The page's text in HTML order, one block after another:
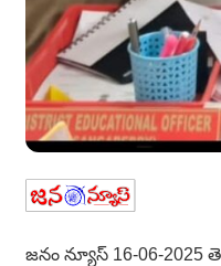
జనం న్యూస్ 16-06-